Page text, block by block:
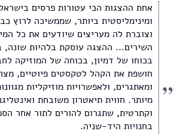
אחת ההצגות הכי עטורות פרסים
ומינימליסטית ביותר, שממשיכה לרוץ
וצוברת לה מעריצים שיודעים את כל
השירים... ההצגה עוסקת בלהיות שונה,
בכוחו של דמיון, בכוחה של המוזיקה
חושפת את הקהל לטקסטים פיוטיים,
ומאתגרים, ולאפשרויות מוזיקליות
מיותר. חווית תיאטרון משובחת
וקתרטית, שתגרום להורים לתור אחר
בחנויות היד-שניה.